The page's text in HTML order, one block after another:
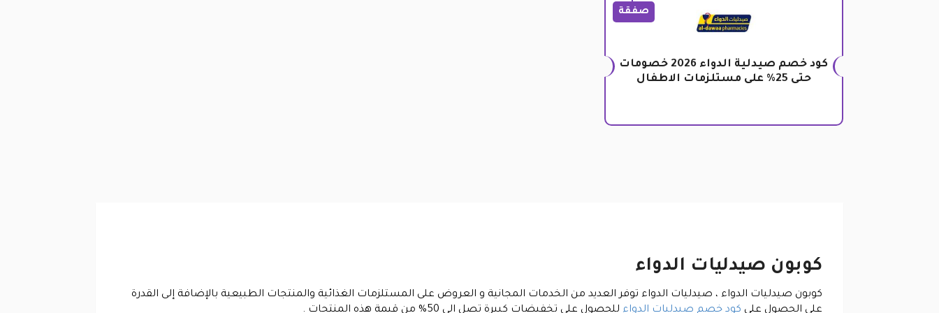
صفقة
كود خصم صيدلية الدواء 2026 خصومات
حتى 25% على مستلزمات الاطفال
كوبون صيدليات الدواء
كوبون صيدليات الدواء ، صيدليات الدواء توفر العديد من الخدمات المجانية و العروض على المستلزمات الغذائية والمنتجات الطبيعية بالإضافة إلى القدرة
على الحصول على كود خصم صيدليات الدواء للحصول على تخفيضات كبيرة تصل الى 50% من قيمة هذه المنتجات .